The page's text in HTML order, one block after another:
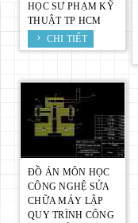
HỌC SƯ PHẠM KỸ
THUẬT TP HCM
CHI TIẾT
ĐỒ ÁN MÔN HỌC
CÔNG NGHỆ SỬA
CHỮA MÁY LẬP
QUY TRÌNH CÔNG